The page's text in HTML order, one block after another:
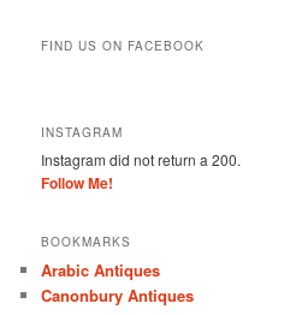
FIND US ON FACEBOOK
INSTAGRAM
Instagram did not return a 200.
Follow Me!
BOOKMARKS
Arabic Antiques
Canonbury Antiques